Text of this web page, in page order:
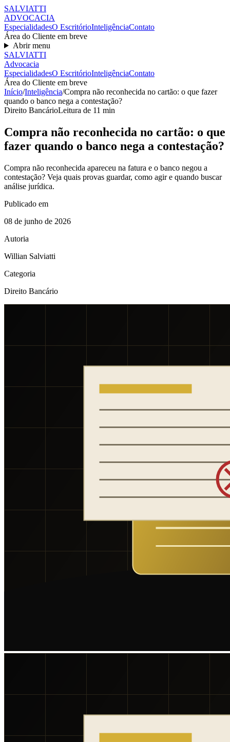
SALVIATTI
ADVOCACIA
EspecialidadesO EscritórioInteligênciaContato
Área do Cliente em breve
Abrir menu
SALVIATTI
Advocacia
EspecialidadesO EscritórioInteligênciaContato
Área do Cliente em breve
Início/Inteligência/Compra não reconhecida no cartão: o que fazer
quando o banco nega a contestação?
Direito BancárioLeitura de 11 min
Compra não reconhecida no cartão: o que
fazer quando o banco nega a contestação?
Compra não reconhecida apareceu na fatura e o banco negou a
contestação? Veja quais provas guardar, como agir e quando buscar
análise jurídica.
Publicado em
08 de junho de 2026
Autoria
Willian Salviatti
Categoria
Direito Bancário